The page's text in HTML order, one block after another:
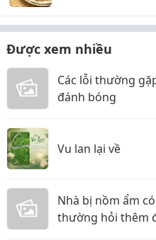
Được xem nhiều
Các lỗi thường
đánh bóng
Vu lan lại về
Nhà bị nồm ẩm
thường hỏi thêm